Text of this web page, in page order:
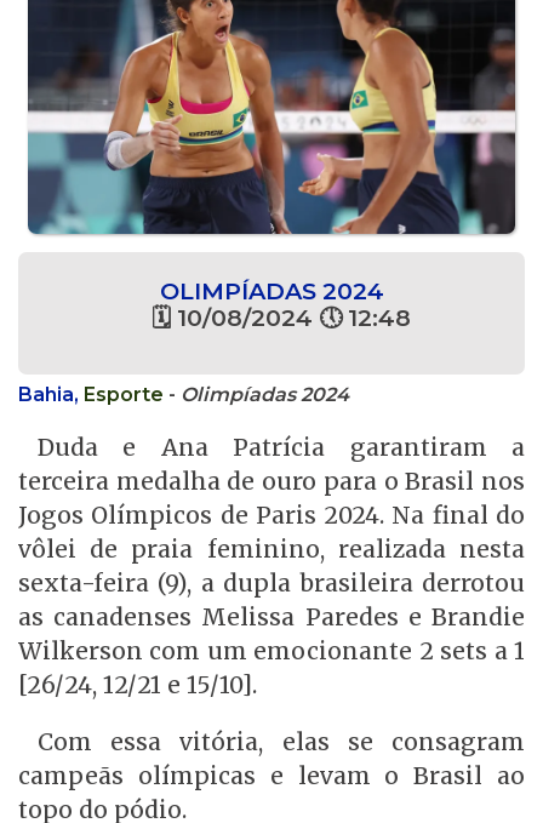
OLIMPÍADAS 2024
🗓 10/08/2024 🕔 12:48
Bahia, Esporte - Olimpíadas 2024
Duda e Ana Patrícia garantiram a
terceira medalha de ouro para o Brasil nos
Jogos Olímpicos de Paris 2024. Na final do
vôlei de praia feminino, realizada nesta
sexta-feira (9), a dupla brasileira derrotou
as canadenses Melissa Paredes e Brandie
Wilkerson com um emocionante 2 sets a 1
[26/24, 12/21 e 15/10].
Com essa vitória, elas se consagram
campeãs olímpicas e levam o Brasil ao
topo do pódio.